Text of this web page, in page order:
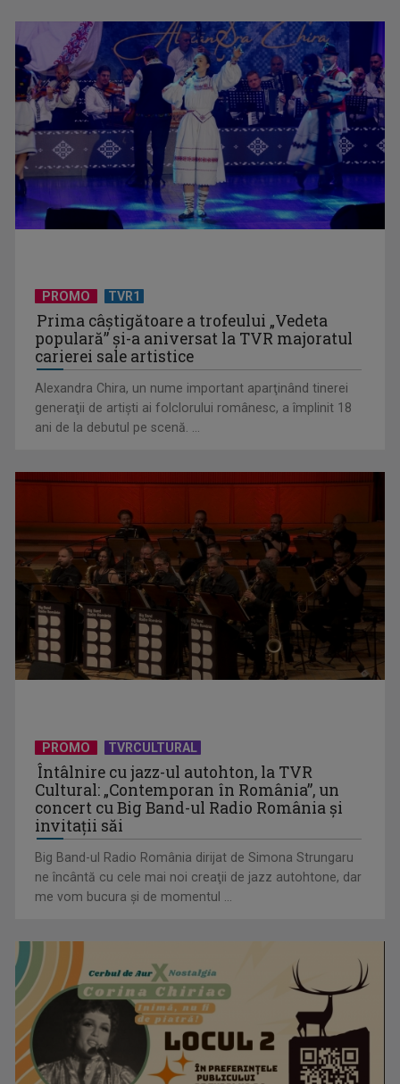
Lumea fabuloasă a volanelor
(Galerie FOTO)
Conflictul din Iran și războiul bazat pe IA. Ce spune un
expert al ...
Premiile Oscar 2026: Sfârșit de epocă și eterna întoarcere a
Filmului la Teatru
Cum ne-a îmbolnăvit telefonul și cum salvarea era mereu
acolo: Mai încet, fă ...
PROMO TVR1
Prima câştigătoare a trofeului „Vedeta
populară” şi-a aniversat la TVR majoratul
carierei sale artistice
Alexandra Chira, un nume important aparţinând tinerei
generaţii de artişti ai folclorului românesc, a împlinit 18
PROMO TVRCULTURAL
Întâlnire cu jazz-ul autohton, la TVR
Cultural: „Contemporan în România”, un
concert cu Big Band-ul Radio România şi
invitaţii săi
Big Band-ul Radio România dirijat de Simona Strungaru
ne încântă cu cele mai noi creaţii de jazz autohtone, dar